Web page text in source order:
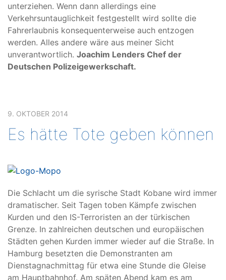
unterziehen. Wenn dann allerdings eine
Verkehrsuntauglichkeit festgestellt wird sollte die
Fahrerlaubnis konsequenterweise auch entzogen
werden. Alles andere wäre aus meiner Sicht
unverantwortlich. Joachim Lenders Chef der
Deutschen Polizeigewerkschaft.
9. OKTOBER 2014
Es hätte Tote geben können
Die Schlacht um die syrische Stadt Kobane wird immer
dramatischer. Seit Tagen toben Kämpfe zwischen
Kurden und den IS-Terroristen an der türkischen
Grenze. In zahlreichen deutschen und europäischen
Städten gehen Kurden immer wieder auf die Straße. In
Hamburg besetzten die Demonstranten am
Dienstagnachmittag für etwa eine Stunde die Gleise
am Hauptbahnhof. Am späten Abend kam es am